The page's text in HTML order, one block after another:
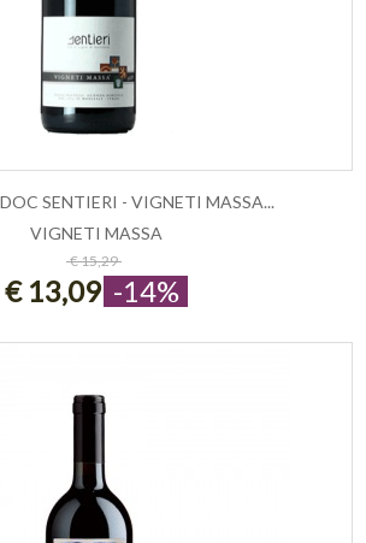
ESAURITO
SENTIERI - VIGNETI MASSA...
VIGNETI MASSA
€ 15,29
€ 13,09 -14%